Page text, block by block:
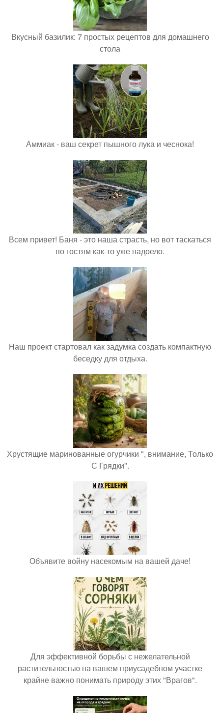
Вкусный базилик: 7 простых рецептов для домашнего
стола
Аммиак - ваш секрет пышного лука и чеснока!
Всем привет! Баня - это наша страсть, но вот таскаться
по гостям как-то уже надоело.
Наш проект стартовал как задумка создать компактную
беседку для отдыха.
Хрустящие маринованные огурчики ", внимание, Только
С Грядки".
Объявите войну насекомым на вашей даче!
Для эффективной борьбы с нежелательной
растительностью на вашем приусадебном участке
крайне важно понимать природу этих "Врагов".